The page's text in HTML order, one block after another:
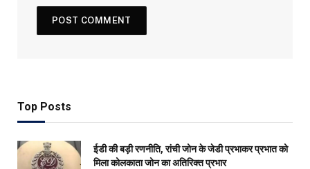
Top Posts
ईडी की बड़ी रणनीति, रांची जोन के जेडी प्रभाकर प्रभात को
मिला कोलकाता जोन का अतिरिक्त प्रभार